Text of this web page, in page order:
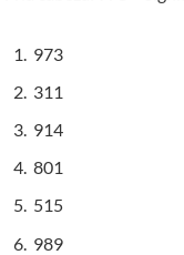
973
311
914
801
515
989